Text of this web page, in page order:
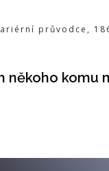
průvodce ,
někoho komu